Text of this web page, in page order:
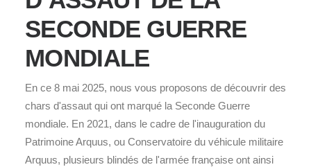
SECONDE GUERRE
MONDIALE
En ce 8 mai 2025, nous vous proposons de découvrir des
chars d'assaut qui ont marqué la Seconde Guerre
mondiale. En 2021, dans le cadre de l'inauguration du
Patrimoine Arquus, ou Conservatoire du véhicule militaire
Arquus, plusieurs blindés de l'armée française ont ainsi